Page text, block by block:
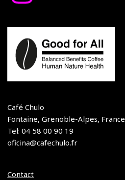
Café Chulo
Fontaine, Grenoble-Alpes, France
Tel: 04 58 00 90 19
oficina@cafechulo.fr
Contact